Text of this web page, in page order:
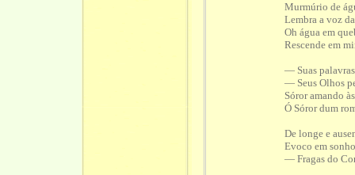
Murmúrio de
Lembra a voz
Oh água em
Rescende em
— Suas
— Seus Olhos
Sóror amando
Ó Sóror dum
De longe e
Evoco em
— Fragas do